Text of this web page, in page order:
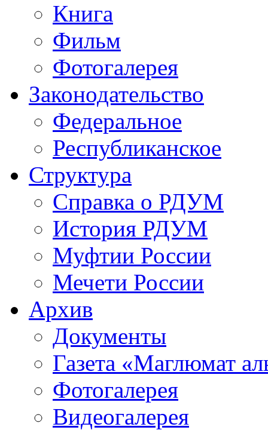
Книга
Фильм
Фотогалерея
Законодательство
Федеральное
Республиканское
Структура
Справка о РДУМ
История РДУМ
Муфтии России
Мечети России
Архив
Документы
Газета «Маглюмат
Фотогалерея
Видеогалерея